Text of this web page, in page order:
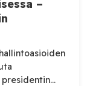
–
presidentin